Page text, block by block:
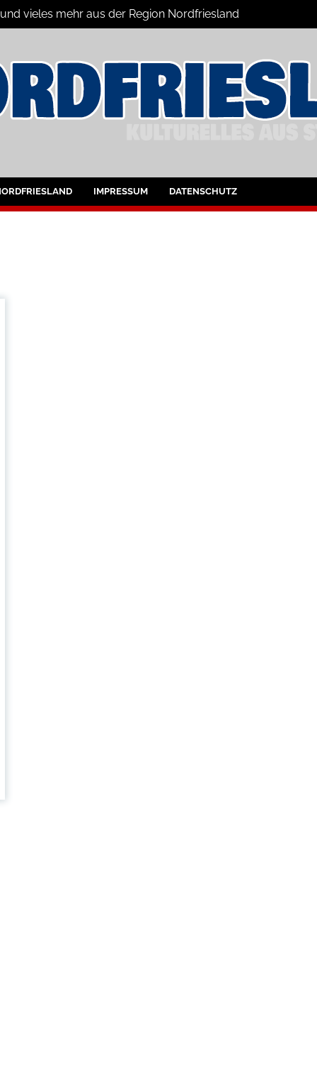
vieles mehr aus der Region Nordfriesland
für Nordfriesland und Husum
IMPRESSUM DATENSCHUTZ